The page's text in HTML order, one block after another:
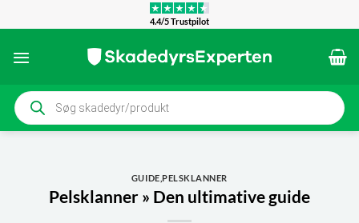
til
4.4/5 Trustpilot
Products
search
GUIDE ,PELSKLANNER
Pelsklanner » Den ultimative guide